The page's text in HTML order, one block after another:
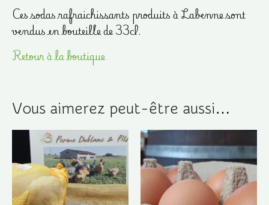
Ces sodas rafraichissants produits à Labenne sont
vendus en bouteille de 33cl.
Retour à la boutique
Vous aimerez peut-être aussi…